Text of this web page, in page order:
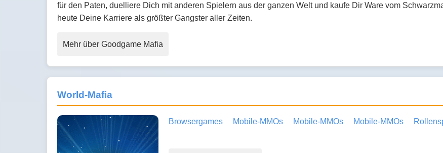
für den Paten, duelliere Dich mit anderen Spielern aus der ganzen Welt und kaufe Dir Ware vom
heute Deine Karriere als größter Gangster aller Zeiten.
Mehr über Goodgame Mafia
World-Mafia
Browsergames Mobile-MMOs Mobile-MMOs Mobile-MMOs